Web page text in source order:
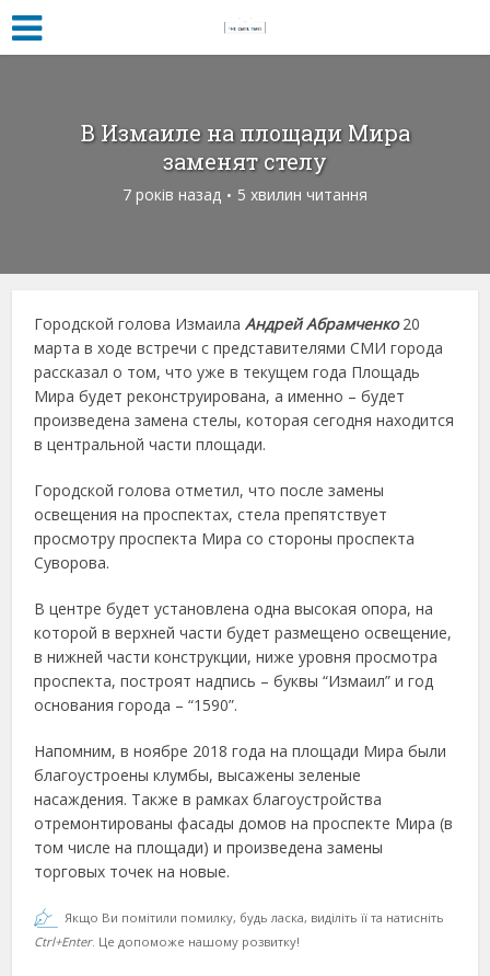
В Измаиле на площади Мира
заменят стелу
7 років назад 5 хвилин читання
Городской голова ИзмаилаАндрей Абрамченко20
марта в ходе встречи с представителями СМИ города
рассказал о том, что уже в текущем года Площадь
Мира будет реконструирована, а именно – будет
произведена замена стелы, которая сегодня находится
в центральной части площади.
Городской голова отметил, что после замены
освещения на проспектах, стела препятствует
просмотру проспекта Мира со стороны проспекта
Суворова.
В центре будет установлена одна высокая опора, на
которой в верхней части будет размещено освещение,
в нижней части конструкции, ниже уровня просмотра
проспекта, построят надпись – буквы “Измаил” и год
основания города – “1590”.
Напомним, в ноябре 2018 года на площади Мира были
благоустроены клумбы, высажены зеленые
насаждения. Также в рамках благоустройства
отремонтированы фасады домов на проспекте Мира (в
том числе на площади) и произведена замены
торговых точек на новые.
Якщо Ви помітили помилку, будь ласка, виділіть її та натисніть
Ctrl+Enter. Це допоможе нашому розвитку!